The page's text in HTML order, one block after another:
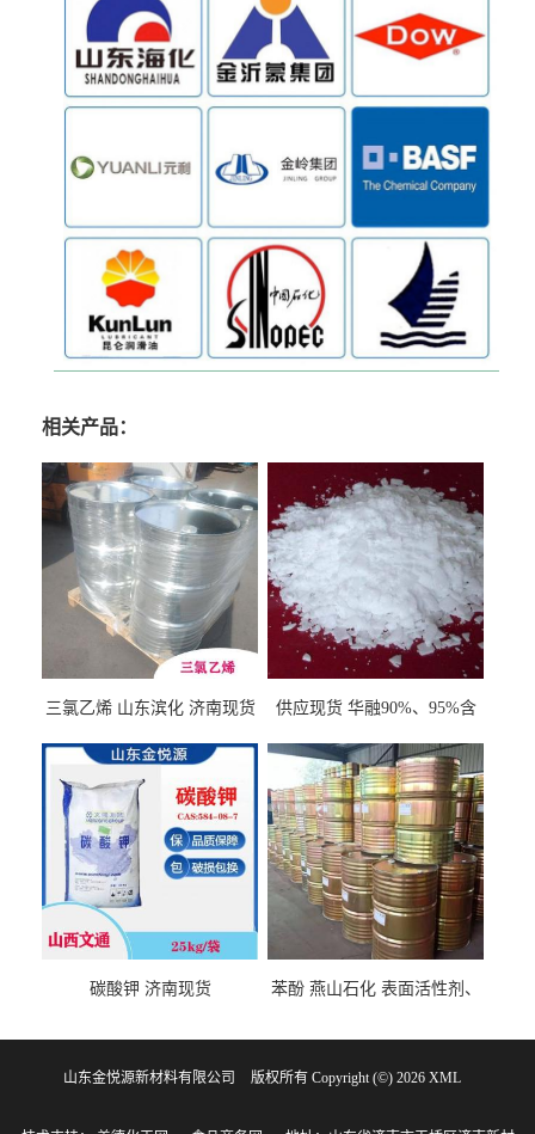
相关产品：
三氯乙烯 山东滨化 济南现货
供应现货 华融90%、95%含
碳酸钾 济南现货
苯酚 燕山石化 表面活性剂、
山东金悦源新材料有限公司 版权所有 Copyright (©) 2026 XML